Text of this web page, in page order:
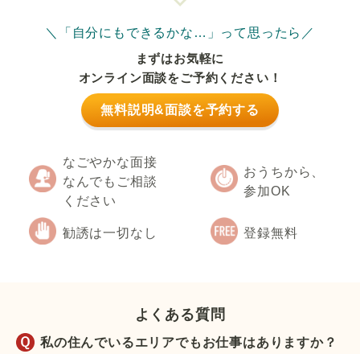
＼「自分にもできるかな…」って思ったら／
まずはお気軽に
オンライン面談をご予約ください！
無料説明&面談を予約する
なごやかな面接
なんでもご相談
ください
おうちから、
参加OK
勧誘は一切なし 登録無料
よくある質問
私の住んでいるエリアでもお仕事はありますか？